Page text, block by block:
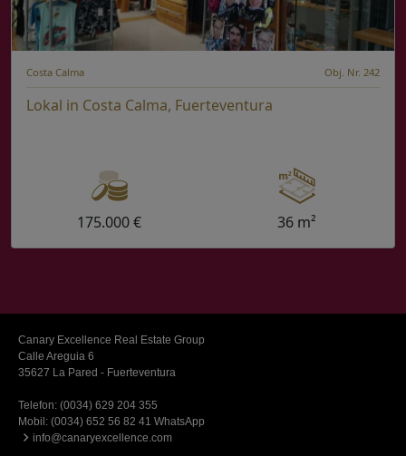
Costa Calma Obj. Nr. 242
Lokal in Costa Calma, Fuerteventura
175.000 € 36 m²
Canary Excellence Real Estate Group
Calle Areguia 6
35627 La Pared - Fuerteventura
Telefon: (0034) 629 204 355
Mobil: (0034) 652 56 82 41 WhatsApp
info@canaryexcellence.com